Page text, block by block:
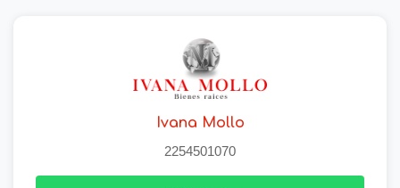
Ivana Mollo
2254501070